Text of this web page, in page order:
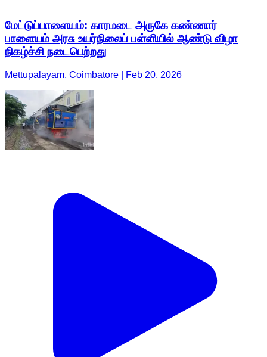
மேட்டுப்பாளையம்: காரமடை அருகே கண்ணார்
பாளையம் அரசு உயர்நிலைப் பள்ளியில் ஆண்டு விழா
நிகழ்ச்சி நடைபெற்றது
Mettupalayam, Coimbatore | Feb 20, 2026